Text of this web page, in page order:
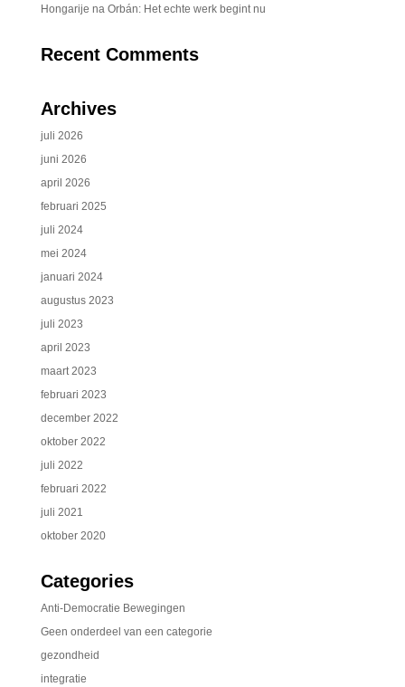
Hongarije na Orbán: Het echte werk begint nu
Recent Comments
Archives
juli 2026
juni 2026
april 2026
februari 2025
juli 2024
mei 2024
januari 2024
augustus 2023
juli 2023
april 2023
maart 2023
februari 2023
december 2022
oktober 2022
juli 2022
februari 2022
juli 2021
oktober 2020
Categories
Anti-Democratie Bewegingen
Geen onderdeel van een categorie
gezondheid
integratie